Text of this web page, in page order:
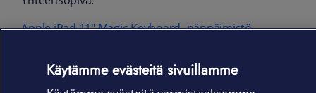
Apple iPad 11" Magic Keyboard -näppäimistö
Käytämme evästeitä sivuillamme